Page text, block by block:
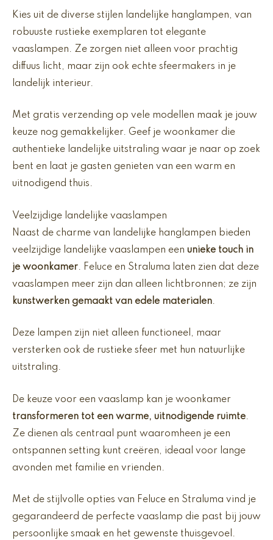
Kies uit de diverse stijlen landelijke hanglampen, van
robuuste rustieke exemplaren tot elegante
vaaslampen. Ze zorgen niet alleen voor prachtig
diffuus licht, maar zijn ook echte sfeermakers in je
landelijk interieur.
Met gratis verzending op vele modellen maak je jouw
keuze nog gemakkelijker. Geef je woonkamer die
authentieke landelijke uitstraling waar je naar op zoek
bent en laat je gasten genieten van een warm en
uitnodigend thuis.
Veelzijdige landelijke vaaslampen
Naast de charme van landelijke hanglampen bieden
veelzijdige landelijke vaaslampen een unieke touch in
je woonkamer. Feluce en Straluma laten zien dat deze
vaaslampen meer zijn dan alleen lichtbronnen; ze zijn
kunstwerken gemaakt van edele materialen.
Deze lampen zijn niet alleen functioneel, maar
versterken ook de rustieke sfeer met hun natuurlijke
uitstraling.
De keuze voor een vaaslamp kan je woonkamer
transformeren tot een warme, uitnodigende ruimte.
Ze dienen als centraal punt waaromheen je een
ontspannen setting kunt creëren, ideaal voor lange
avonden met familie en vrienden.
Met de stijlvolle opties van Feluce en Straluma vind je
gegarandeerd de perfecte vaaslamp die past bij jouw
persoonlijke smaak en het gewenste thuisgevoel.